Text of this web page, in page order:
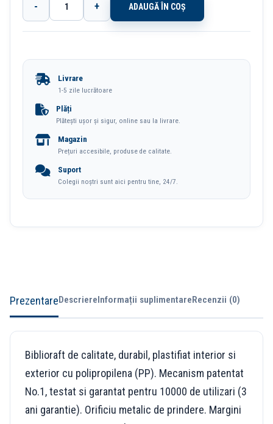
Cantitate
Biblioraft
5cm
Piersica
Nr1
Power
Esselte
- + ADAUGĂ ÎN COȘ
Livrare
1-5 zile lucrătoare
Plăți
Plătești ușor și sigur, online sau la livrare.
Magazin
Prețuri accesibile, produse de calitate.
Suport
Colegii noștri sunt aici pentru tine, 24/7.
Prezentare Descriere Informații suplimentare Recenzii (0)
Biblioraft de calitate, durabil, plastifiat interior si
exterior cu polipropilena (PP). Mecanism patentat
No.1, testat si garantat pentru 10000 de utilizari (3
ani garantie). Orificiu metalic de prindere. Margini